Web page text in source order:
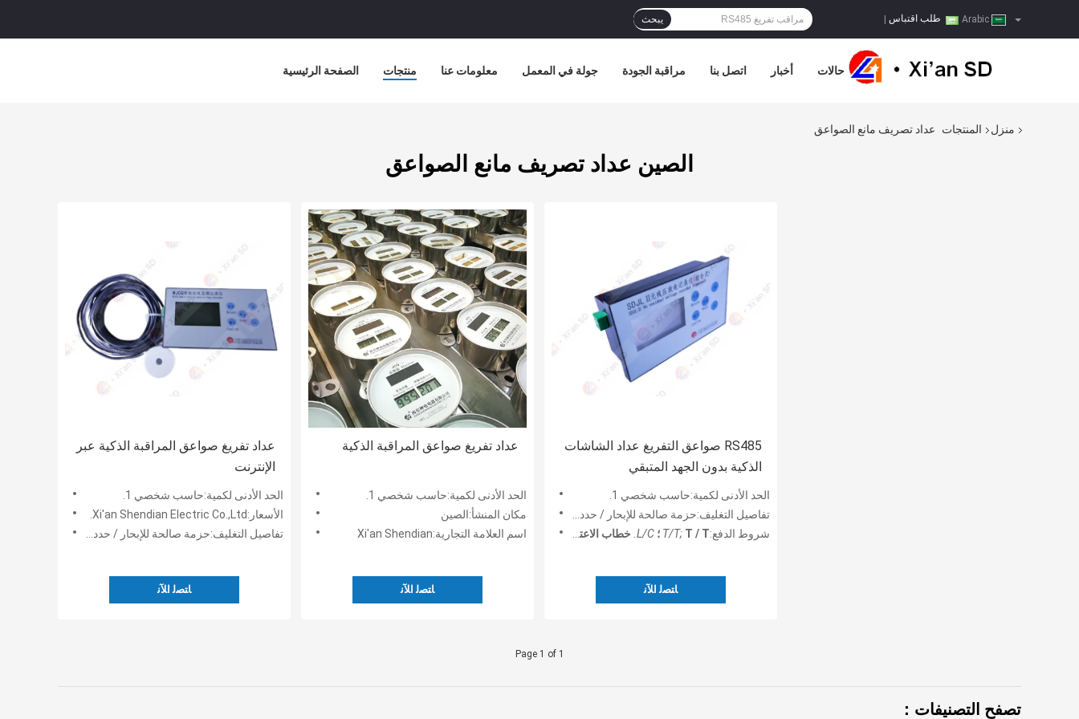
طلب اقتباس يبحث
الصفحة الرئيسية منتجات معلومات عنا جولة في المعمل مراقبة الجودة اتصل بنا أخبار حالات
منزل المنتجات عداد تصريف مانع الصواعق
الصين عداد تصريف مانع الصواعق
عداد تفريغ صواعق المراقبة الذكية عبر
الإنترنت
الحد الأدنى لكمية:حاسب شخصي 1.
الأسعار:Xi'an Shendian Electric Co.,Ltd.
تفاصيل التغليف:حزمة صالحة للإبحار / حدد العميل.
ﺎﺘﺼﻟ ﺍﻶﻧ
عداد تفريغ صواعق المراقبة الذكية
الحد الأدنى لكمية:حاسب شخصي 1.
مكان المنشأ:الصين
اسم العلامة التجارية:Xi'an Shendian
ﺎﺘﺼﻟ ﺍﻶﻧ
RS485 صواعق التفريغ عداد الشاشات
الذكية بدون الجهد المتبقي
الحد الأدنى لكمية:حاسب شخصي 1.
تفاصيل التغليف:حزمة صالحة للإبحار / حدد العميل.
شروط الدفع:
T/T; T / T ؛ L/C. خطاب الاعتماد.
ﺎﺘﺼﻟ ﺍﻶﻧ
Page 1 of 1
تصفح التصنيفات：